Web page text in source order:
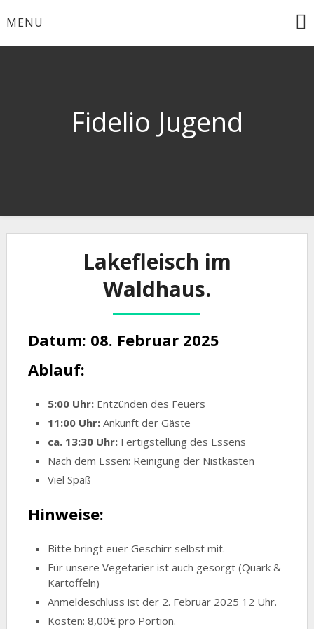
toMENU
Fidelio Jugend
Lakefleisch im
Waldhaus.
Datum: 08. Februar 2025
Ablauf:
5:00 Uhr: Entzünden des Feuers
11:00 Uhr: Ankunft der Gäste
ca. 13:30 Uhr: Fertigstellung des Essens
Nach dem Essen: Reinigung der Nistkästen
Viel Spaß
Hinweise:
Bitte bringt euer Geschirr selbst mit.
Für unsere Vegetarier ist auch gesorgt (Quark &
Kartoffeln)
Anmeldeschluss ist der 2. Februar 2025 12 Uhr.
Kosten: 8,00€ pro Portion.